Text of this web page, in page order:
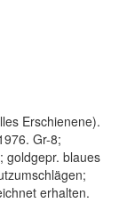
Erschienene).
Gr-8;
goldgepr. blaues
erhalten.